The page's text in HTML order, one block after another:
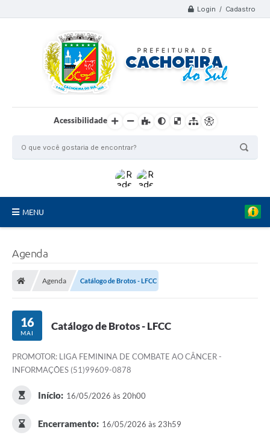
Login / Cadastro
Acessibilidade
MENU
Conselhos Municipais
Carta de Serviços
Serviços on-line
Diário Oficial
Eventos
Agenda
Agenda Catálogo de Brotos - LFCC
16
MAI
Catálogo de Brotos - LFCC
PROMOTOR: LIGA FEMININA DE COMBATE AO CÂNCER -
INFORMAÇÕES (51)99609-0878
Início: 16/05/2026 às 20h00
Encerramento: 16/05/2026 às 23h59